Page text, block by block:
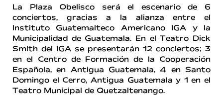
La Plaza Obelisco será el escenario de 6
conciertos, gracias a la alianza entre el
Instituto Guatemalteco Americano IGA y la
Municipalidad de Guatemala. En el Teatro Dick
Smith del IGA se presentarán 12 conciertos; 3
en el Centro de Formación de la Cooperación
Española, en Antigua Guatemala, 4 en Santo
Domingo el Cerro, Antigua Guatemala y 1 en el
Teatro Municipal de Quetzaltenango.